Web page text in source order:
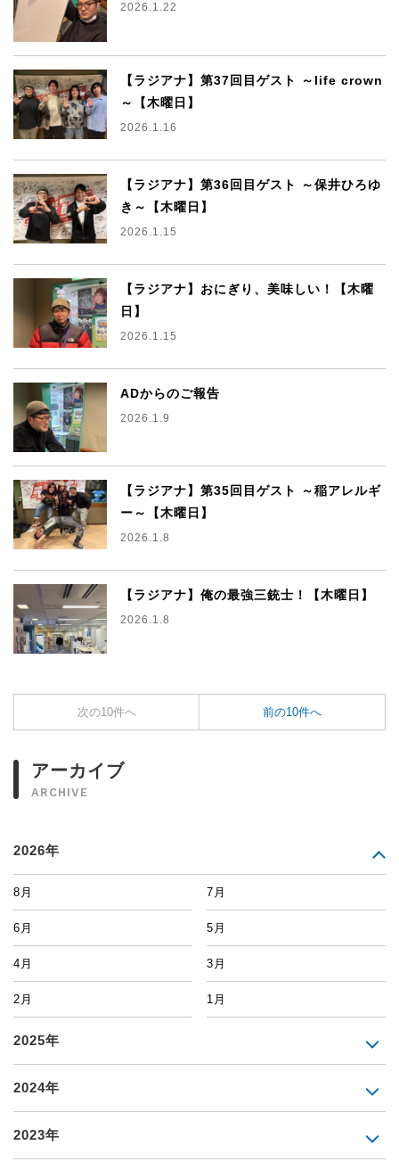
2026.1.22
【ラジアナ】第37回目ゲスト ～life crown
～【木曜日】
2026.1.16
【ラジアナ】第36回目ゲスト ～保井ひろゆ
き～【木曜日】
2026.1.15
【ラジアナ】おにぎり、美味しい！【木曜
日】
2026.1.15
ADからのご報告
2026.1.9
【ラジアナ】第35回目ゲスト ～稲アレルギ
ー～【木曜日】
2026.1.8
【ラジアナ】俺の最強三銃士！【木曜日】
2026.1.8
次の10件へ 前の10件へ
アーカイブ
ARCHIVE
2026年
8月 7月
6月 5月
4月 3月
2月 1月
2025年
2024年
2023年